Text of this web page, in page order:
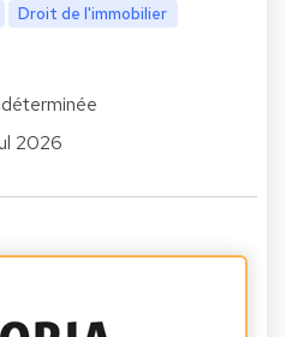
Droit de l'immobilier
2026